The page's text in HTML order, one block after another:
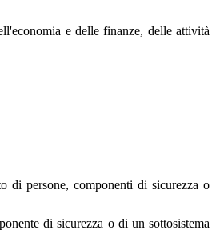
e delle finanze, delle attività
di persone, componenti di sicurezza o
di sicurezza o di un sottosistema